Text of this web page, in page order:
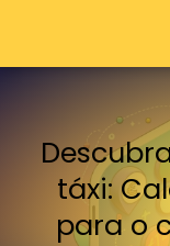
táxi:
para o